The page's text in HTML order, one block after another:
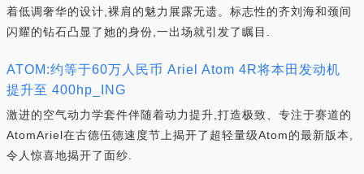
着低调奢华的设计,裸肩的魅力展露无遗。标志性的齐刘海和颈间
闪耀的钻石凸显了她的身份,一出场就引发了瞩目.
ATOM:约等于60万人民币 Ariel Atom 4R将本田发动机
提升至 400hp_ING
激进的空气动力学套件伴随着动力提升,打造极致、专注于赛道的
AtomAriel在古德伍德速度节上揭开了超轻量级Atom的最新版本,
令人惊喜地揭开了面纱.